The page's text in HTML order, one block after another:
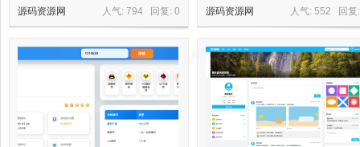
人气: 794 回复: 0
源码资源网
人气: 552 回
源码资源网